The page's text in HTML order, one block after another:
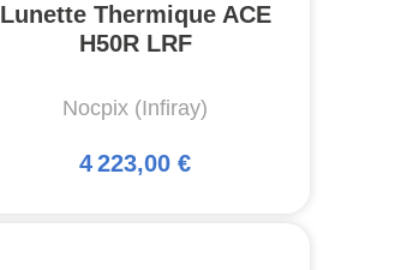
Lunette Thermique ACE
H50R LRF
Nocpix (Infiray)
4 223,00 €